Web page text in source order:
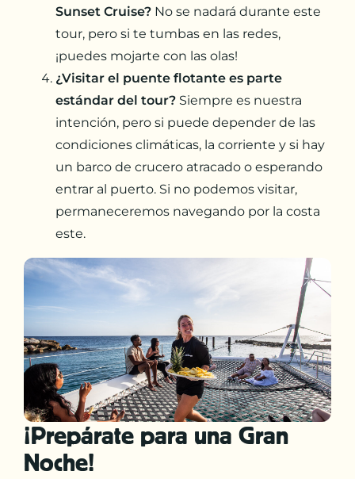
Sunset Cruise? No se nadará durante este
tour, pero si te tumbas en las redes,
¡puedes mojarte con las olas!
¿Visitar el puente flotante es parte
estándar del tour? Siempre es nuestra
intención, pero si puede depender de las
condiciones climáticas, la corriente y si hay
un barco de crucero atracado o esperando
entrar al puerto. Si no podemos visitar,
permaneceremos navegando por la costa
este.
¡Prepárate para una Gran
Noche!